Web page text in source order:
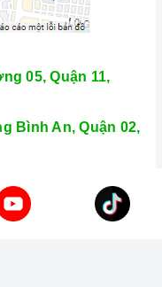
05, Quận 11,
Bình An, Quận 02,